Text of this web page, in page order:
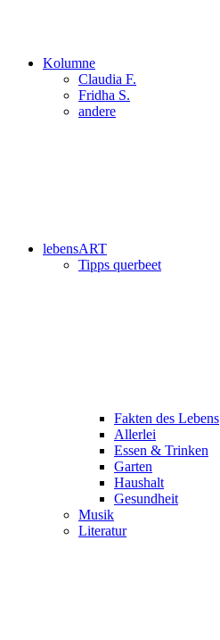
Kolumne
Claudia F.
Fridha S.
andere
lebensART
Tipps querbeet
Fakten des Lebens
Allerlei
Essen & Trinken
Garten
Haushalt
Gesundheit
Musik
Literatur